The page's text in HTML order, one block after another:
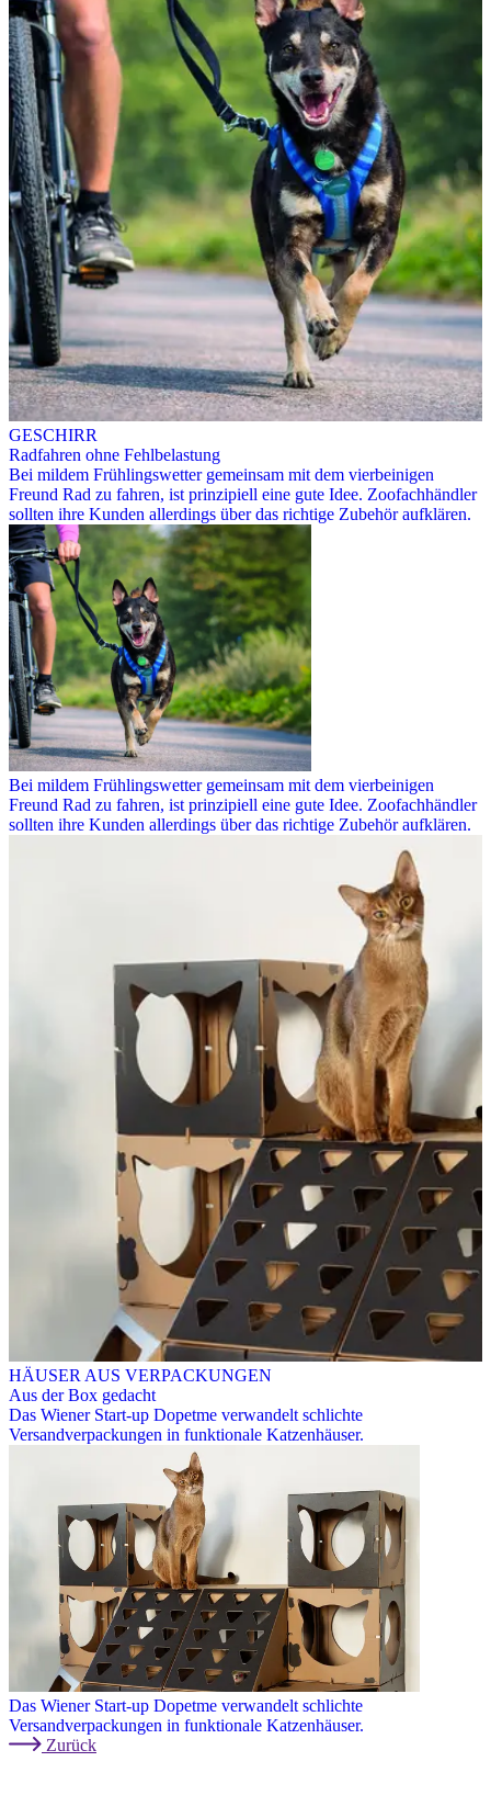
GESCHIRR
Radfahren ohne Fehlbelastung
Bei mildem Frühlingswetter gemeinsam mit dem vierbeinigen
Freund Rad zu fahren, ist prinzipiell eine gute Idee. Zoofachhändler
sollten ihre Kunden allerdings über das richtige Zubehör aufklären.
Bei mildem Frühlingswetter gemeinsam mit dem vierbeinigen
Freund Rad zu fahren, ist prinzipiell eine gute Idee. Zoofachhändler
sollten ihre Kunden allerdings über das richtige Zubehör aufklären.
HÄUSER AUS VERPACKUNGEN
Aus der Box gedacht
Das Wiener Start-up Dopetme verwandelt schlichte
Versandverpackungen in funktionale Katzenhäuser.
Das Wiener Start-up Dopetme verwandelt schlichte
Versandverpackungen in funktionale Katzenhäuser.
Zurück